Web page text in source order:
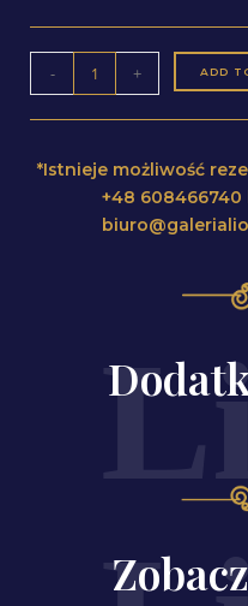
- + ADD
*Istnieje możliwość
+48 608466740